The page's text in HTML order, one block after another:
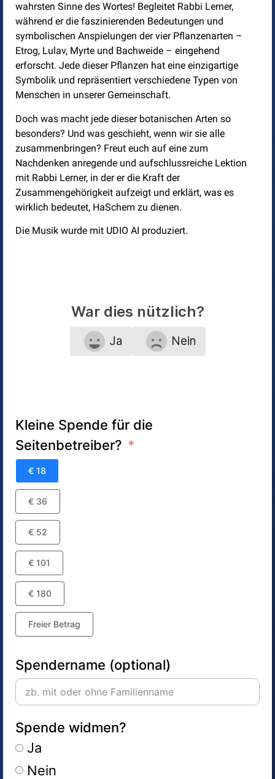
wahrsten Sinne des Wortes! Begleitet Rabbi Lerner,
während er die faszinierenden Bedeutungen und
symbolischen Anspielungen der vier Pflanzenarten –
Etrog, Lulav, Myrte und Bachweide – eingehend
erforscht. Jede dieser Pflanzen hat eine einzigartige
Symbolik und repräsentiert verschiedene Typen von
Menschen in unserer Gemeinschaft.
Doch was macht jede dieser botanischen Arten so
besonders? Und was geschieht, wenn wir sie alle
zusammenbringen? Freut euch auf eine zum
Nachdenken anregende und aufschlussreiche Lektion
mit Rabbi Lerner, in der er die Kraft der
Zusammengehörigkeit aufzeigt und erklärt, was es
wirklich bedeutet, HaSchem zu dienen.
Die Musik wurde mit UDIO AI produziert.
War dies nützlich?
Ja Nein
Kleine Spende für die
Seitenbetreiber?
€ 18
€ 36
€ 52
€ 101
€ 180
Freier Betrag
Spendername (optional)
Spende widmen?
Ja
Nein